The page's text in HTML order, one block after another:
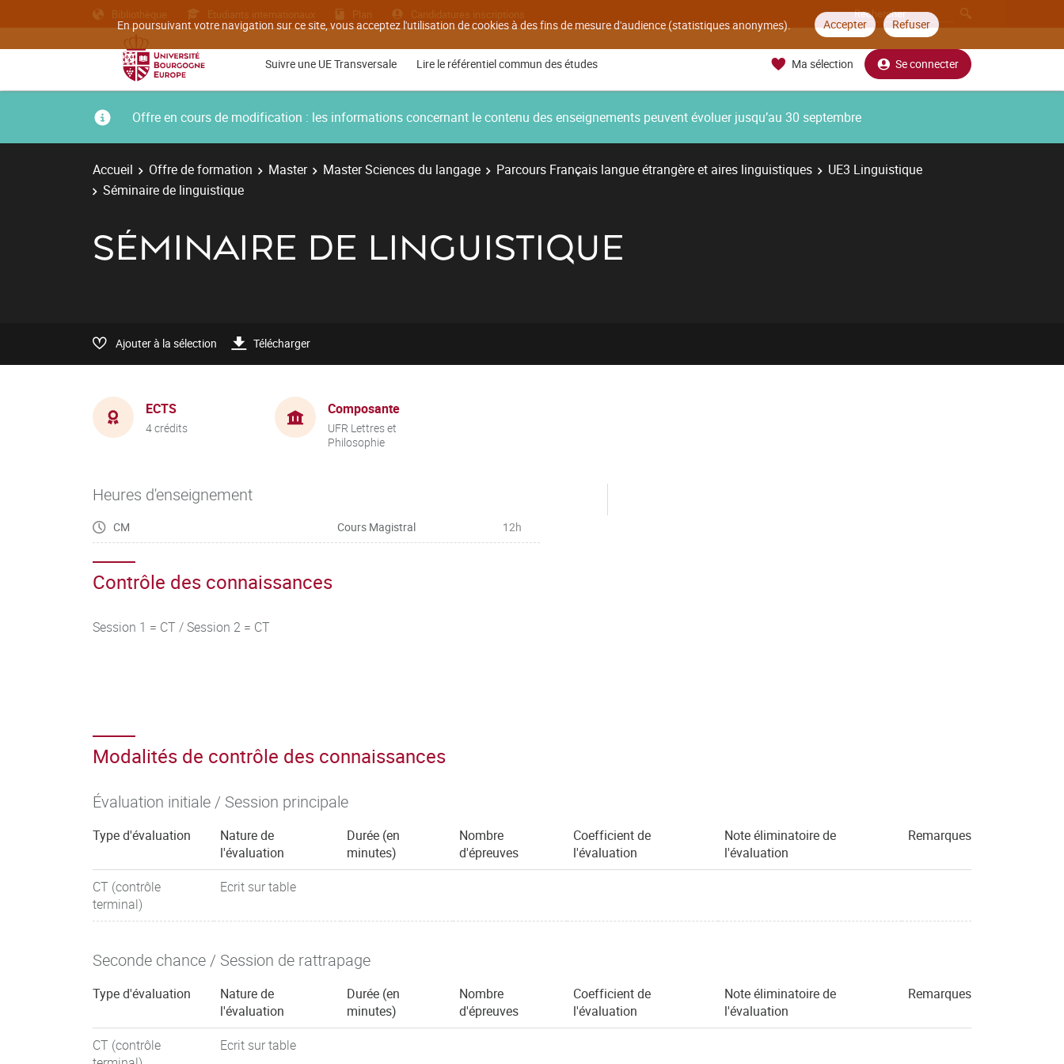
En poursuivant votre navigation sur ce site, vous acceptez l'utilisation de cookies à des fins de mesure d'audience (statistiques anonymes). Accepter Refuser
Bibliothèque Etudiants internationaux Plan Candidatures inscriptions
Suivre une UE Transversale Lire le référentiel commun des études Ma sélection Se connecter
Offre en cours de modification : les informations concernant le contenu des enseignements peuvent évoluer jusqu’au 30 septembre
Accueil Offre de formation Master Master Sciences du langage Parcours Français langue étrangère et aires linguistiques
UE3 Linguistique
Séminaire de linguistique
SÉMINAIRE DE LINGUISTIQUE
Ajouter à la sélection Télécharger
ECTS
4 crédits
Composante
UFR Lettres et
Philosophie
Heures d'enseignement
CM Cours Magistral 12h
Contrôle des connaissances
Session 1 = CT / Session 2 = CT
Modalités de contrôle des connaissances
Évaluation initiale / Session principale
Type d'évaluation
Nature de
l'évaluation
Durée (en
minutes)
Nombre
d'épreuves
Coefficient de
l'évaluation
Note éliminatoire de
l'évaluation
Remarques
CT (contrôle
terminal)
Ecrit sur table
Seconde chance / Session de rattrapage
Type d'évaluation
Nature de
l'évaluation
Durée (en
minutes)
Nombre
d'épreuves
Coefficient de
l'évaluation
Note éliminatoire de
l'évaluation
Remarques
CT (contrôle
Ecrit sur table